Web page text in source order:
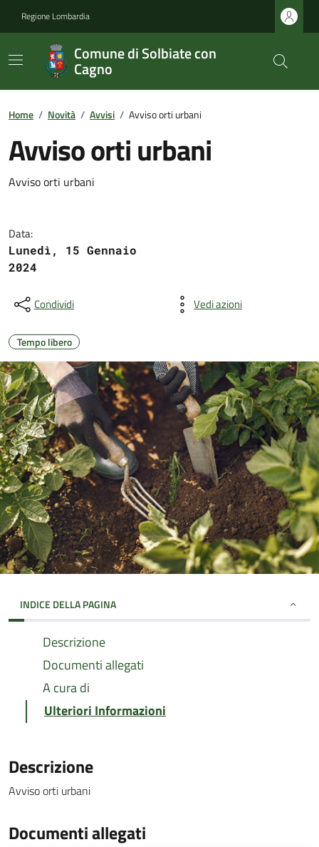
Regione Lombardia
Comune di Solbiate con
Cagno
Home / Novità / Avvisi / Avviso orti urbani
Avviso orti urbani
Avviso orti urbani
Data:
Lunedì, 15 Gennaio
2024
Condividi Vedi azioni
Tempo libero
INDICE DELLA PAGINA
Descrizione
Documenti allegati
A cura di
Ulteriori Informazioni
Descrizione
Avviso orti urbani
Documenti allegati